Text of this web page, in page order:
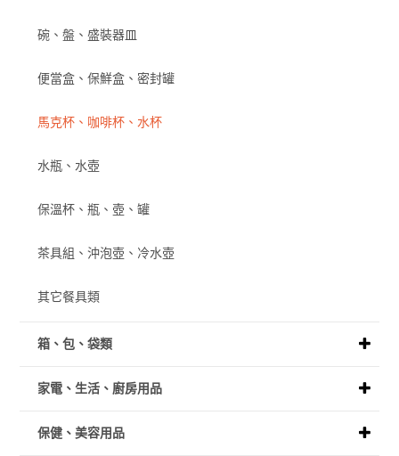
碗、盤、盛裝器皿
便當盒、保鮮盒、密封罐
馬克杯、咖啡杯、水杯
水瓶、水壺
保溫杯、瓶、壺、罐
茶具組、沖泡壺、冷水壺
其它餐具類
箱、包、袋類
家電、生活、廚房用品
保健、美容用品